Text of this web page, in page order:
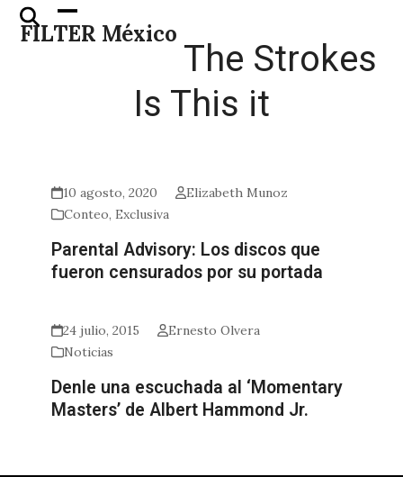
Skip
FILTER México
Open
mobile
Close
mobile
The Strokes
Is This it
10 agosto, 2020
Elizabeth Munoz
Conteo,Exclusiva
Parental Advisory: Los discos que
fueron censurados por su portada
24 julio, 2015
Ernesto Olvera
Noticias
Denle una escuchada al ‘Momentary
Masters’ de Albert Hammond Jr.